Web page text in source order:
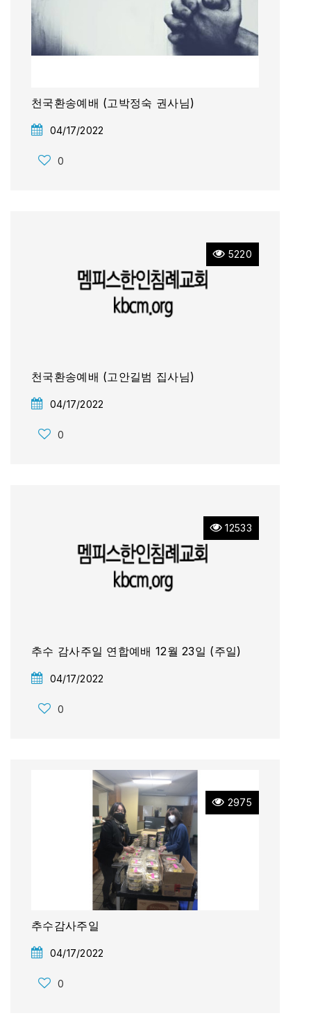
천국환송예배 (고박정숙 권사님)
04/17/2022
0
5220
천국환송예배 (고안길범 집사님)
04/17/2022
0
12533
추수 감사주일 연합예배 12월 23일 (주일)
04/17/2022
0
2975
추수감사주일
04/17/2022
0